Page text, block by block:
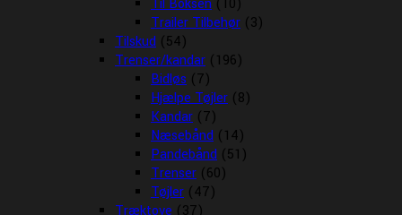
Til Boksen (10)
Trailer Tilbehør (3)
Tilskud (54)
Trenser/kandar (196)
Bidløs (7)
Hjælpe Tøjler (8)
Kandar (7)
Næsebånd (14)
Pandebånd (51)
Trenser (60)
Tøjler (47)
Træktove (37)